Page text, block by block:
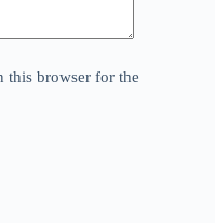
this browser for the